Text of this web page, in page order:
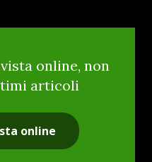
online, non
articoli
online